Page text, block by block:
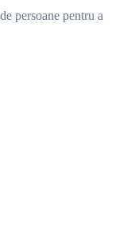
persoane pentru a